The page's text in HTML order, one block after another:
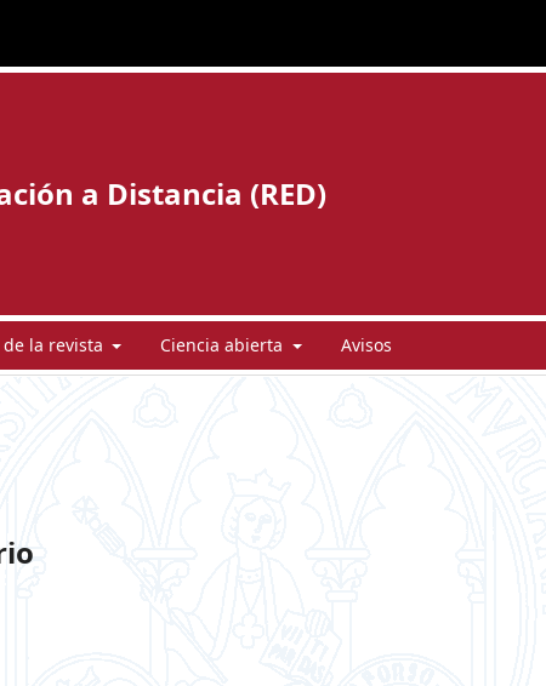
a Distancia (RED)
la revista Ciencia abierta Avisos